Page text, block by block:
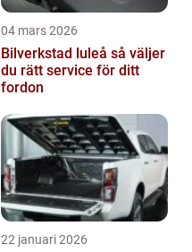
04 mars 2026
Bilverkstad luleå så väljer
du rätt service för ditt
fordon
22 januari 2026